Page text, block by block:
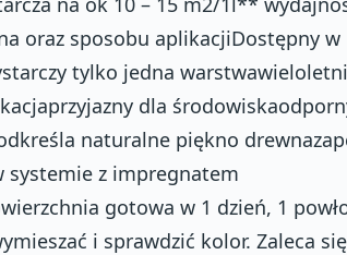
oraz sposobu aplikacjiDostępny w
tylko jedna
dla
naturalne piękno
systemie z impregnatem
gotowa w 1 dzień, 1
i sprawdzić kolor. Zaleca się